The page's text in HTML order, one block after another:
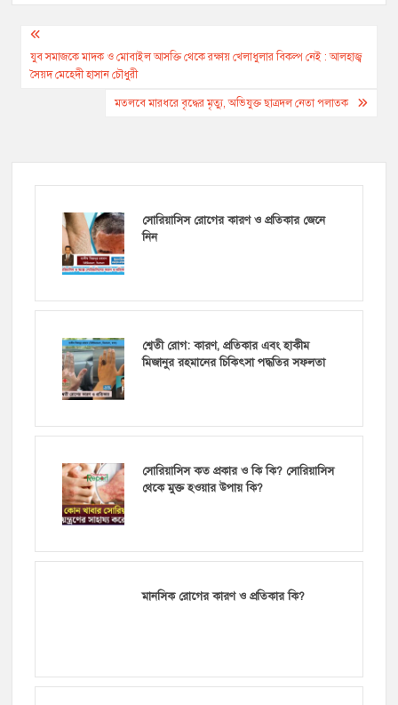
Post
navigation
যুব সমাজকে মাদক ও মোবাইল আসক্তি থেকে রক্ষায় খেলাধুলার বিকল্প নেই : আলহাজ্ব
সৈয়দ মেহেদী হাসান চৌধুরী
মতলবে মারধরে বৃদ্ধের মৃত্যু, অভিযুক্ত ছাত্রদল নেতা পলাতক
সোরিয়াসিস রোগের কারণ ও প্রতিকার জেনে
নিন
শ্বেতী রোগ: কারণ, প্রতিকার এবং হাকীম
মিজানুর রহমানের চিকিৎসা পদ্ধতির সফলতা
সোরিয়াসিস কত প্রকার ও কি কি? সোরিয়াসিস
থেকে মুক্ত হওয়ার উপায় কি?
মানসিক রোগের কারণ ও প্রতিকার কি?